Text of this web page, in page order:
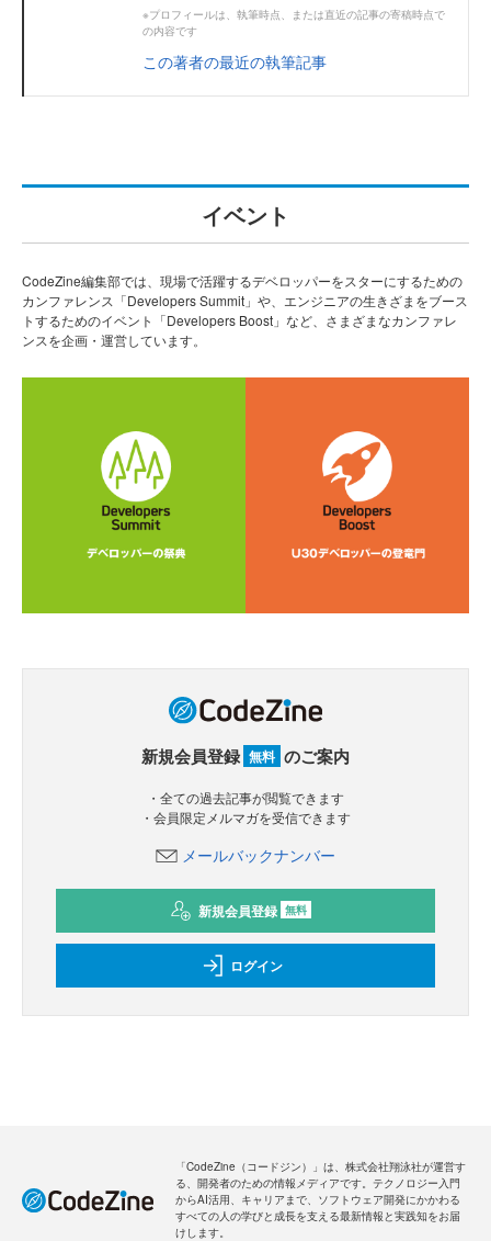
※プロフィールは、執筆時点、または直近の記事の寄稿時点で
の内容です
この著者の最近の執筆記事
イベント
CodeZine編集部では、現場で活躍するデベロッパーをスターにするための
カンファレンス「Developers Summit」や、エンジニアの生きざまをブース
トするためのイベント「Developers Boost」など、さまざまなカンファレ
ンスを企画・運営しています。
新規会員登録 無料 のご案内
・全ての過去記事が閲覧できます
・会員限定メルマガを受信できます
メールバックナンバー
新規会員登録 無料
ログイン
「CodeZine（コードジン）」は、株式会社翔泳社が運営す
る、開発者のための情報メディアです。テクノロジー入門
からAI活用、キャリアまで、ソフトウェア開発にかかわる
すべての人の学びと成長を支える最新情報と実践知をお届
けします。